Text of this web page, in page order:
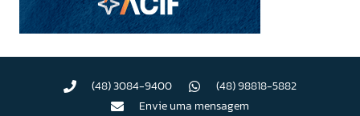
(48) 3084-9400
(48) 98818-5882
Envie uma mensagem